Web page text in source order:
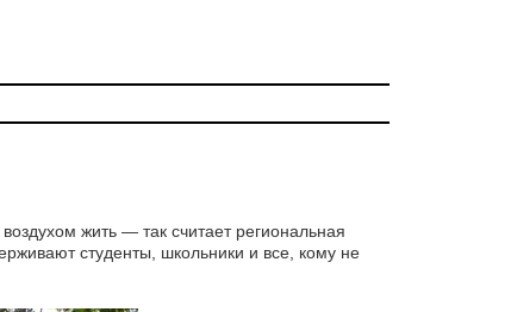
жить — так считает региональная
студенты, школьники и все, кому не